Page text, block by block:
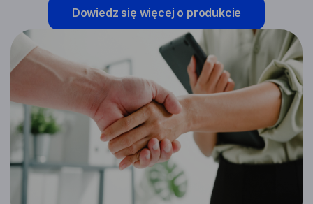
Dowiedz się więcej o produkcie